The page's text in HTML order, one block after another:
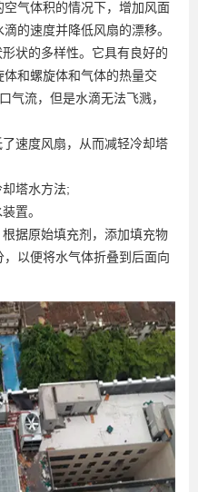
气体积的情况下，增加风面
的速度并降低风扇的漂移。
状的多样性。它具有良好的
和螺旋体和气体的热量交
气流，但是水滴无法飞溅，
速度风扇，从而减轻冷却塔
塔水方法;
置。
据原始填充剂，添加填充物
以便将水气体折叠到后面向